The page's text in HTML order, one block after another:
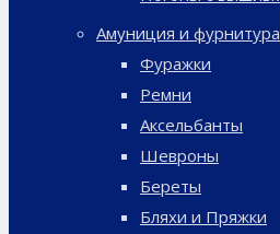
Амуниция и фурнитура
Фуражки
Ремни
Аксельбанты
Шевроны
Береты
Бляхи и Пряжки